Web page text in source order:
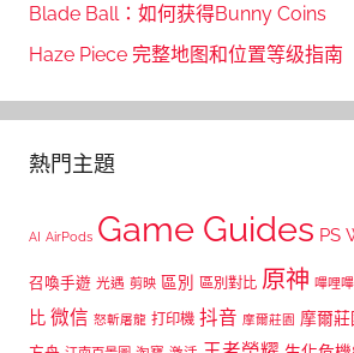
Blade Ball：如何获得Bunny Coins
Haze Piece 完整地图和位置等级指南
熱門主題
AI AirPods Game Guides PS
召喚手遊 光遇 剪映 區別 區別對比 原神 嗶哩
比 微信 怒斬屠龍 打印機 抖音 摩爾莊園 摩爾